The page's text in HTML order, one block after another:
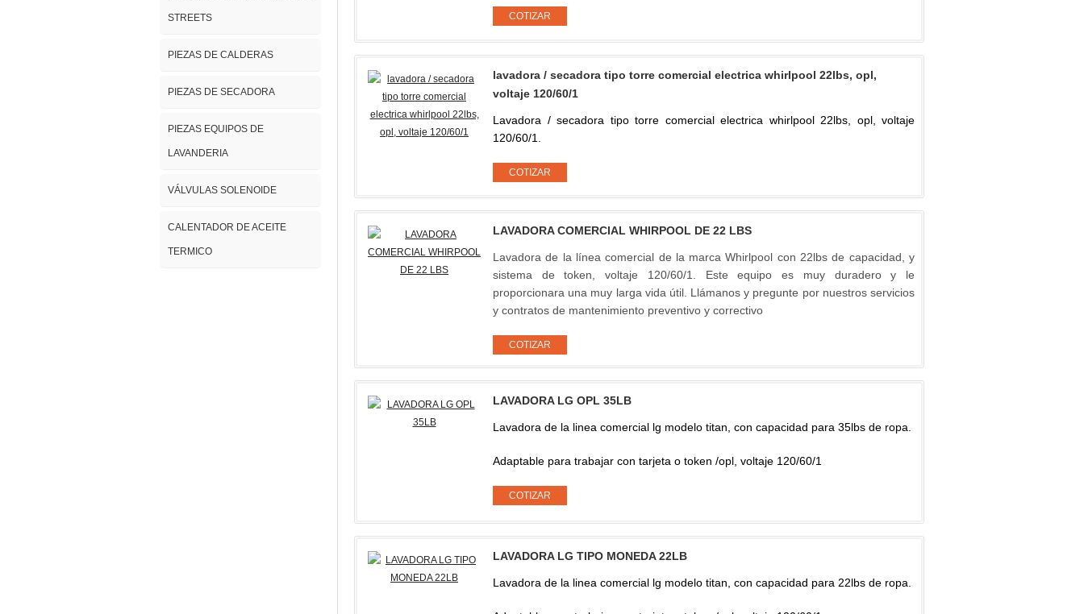
STREETS
PIEZAS DE CALDERAS
PIEZAS DE SECADORA
PIEZAS EQUIPOS DE
LAVANDERIA
VÁLVULAS SOLENOIDE
CALENTADOR DE ACEITE
TERMICO
lavadora / secadora tipo torre comercial electrica whirlpool 22lbs, opl,
voltaje 120/60/1
Lavadora / secadora tipo torre comercial electrica whirlpool 22lbs, opl, voltaje
120/60/1.
LAVADORA COMERCIAL WHIRPOOL DE 22 LBS
Lavadora de la línea comercial de la marca Whirlpool con 22lbs de capacidad, y
sistema de token, voltaje 120/60/1. Este equipo es muy duradero y le
proporcionara una muy larga vida útil. Llámanos y pregunte por nuestros servicios
y contratos de mantenimiento preventivo y correctivo
LAVADORA LG OPL 35LB
Lavadora de la linea comercial lg modelo titan, con capacidad para 35lbs de ropa.
Adaptable para trabajar con tarjeta o token /opl, voltaje 120/60/1
LAVADORA LG TIPO MONEDA 22LB
Lavadora de la linea comercial lg modelo titan, con capacidad para 22lbs de ropa.